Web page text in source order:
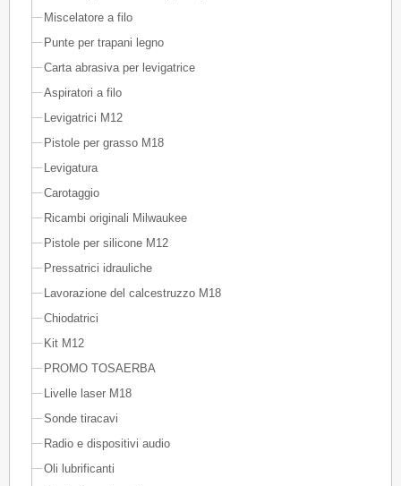
Miscelatore a filo
Punte per trapani legno
Carta abrasiva per levigatrice
Aspiratori a filo
Levigatrici M12
Pistole per grasso M18
Levigatura
Carotaggio
Ricambi originali Milwaukee
Pistole per silicone M12
Pressatrici idrauliche
Lavorazione del calcestruzzo M18
Chiodatrici
Kit M12
PROMO TOSAERBA
Livelle laser M18
Sonde tiracavi
Radio e dispositivi audio
Oli lubrificanti